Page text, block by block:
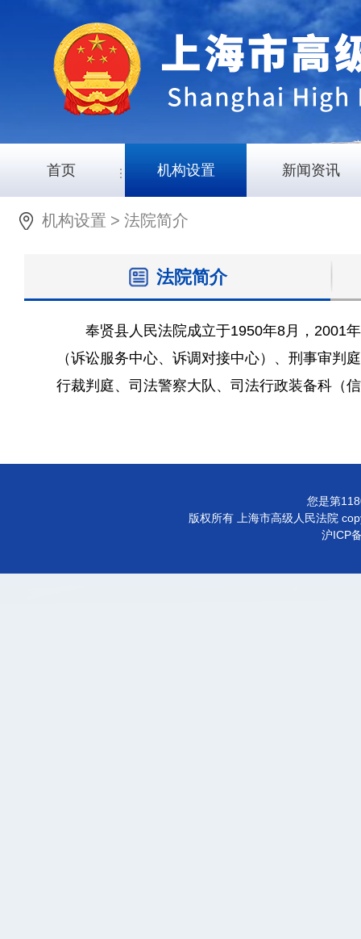
首页 机构设置 新闻资讯
机构设置 > 法院简介
法院简介
奉贤县人民法院成立于1950年8月，2001
（诉讼服务中心、诉调对接中心）、刑事审
行裁判庭、司法警察大队、司法行政装备科（
您是第
版权所有 上海市高级人民法院
沪ICP